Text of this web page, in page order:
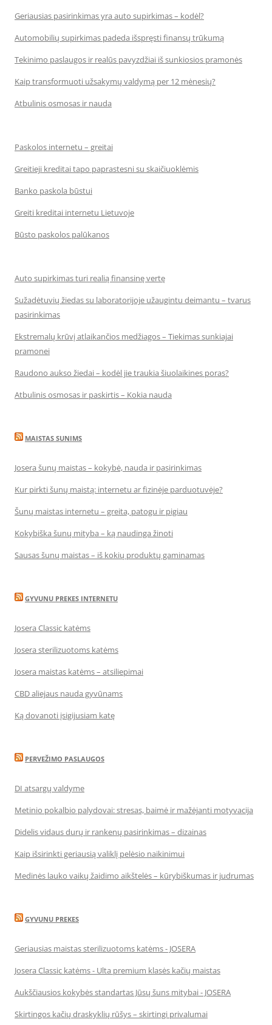
Geriausias pasirinkimas yra auto supirkimas – kodėl?
Automobilių supirkimas padeda išspręsti finansų trūkumą
Tekinimo paslaugos ir realūs pavyzdžiai iš sunkiosios pramonės
Kaip transformuoti užsakymų valdymą per 12 mėnesių?
Atbulinis osmosas ir nauda
Paskolos internetu – greitai
Greitieji kreditai tapo paprastesni su skaičiuoklėmis
Banko paskola būstui
Greiti kreditai internetu Lietuvoje
Būsto paskolos palūkanos
Auto supirkimas turi realią finansinę vertę
Sužadėtuvių žiedas su laboratorijoje užaugintu deimantu – tvarus
pasirinkimas
Ekstremalų krūvį atlaikančios medžiagos – Tiekimas sunkiajai
pramonei
Raudono aukso žiedai – kodėl jie traukia šiuolaikines poras?
Atbulinis osmosas ir paskirtis – Kokia nauda
MAISTAS SUNIMS
Josera šunų maistas – kokybė, nauda ir pasirinkimas
Kur pirkti šunų maistą: internetu ar fizinėje parduotuvėje?
Šunų maistas internetu – greita, patogu ir pigiau
Kokybiška šunų mityba – ką naudinga žinoti
Sausas šunų maistas – iš kokių produktų gaminamas
GYVUNU PREKES INTERNETU
Josera Classic katėms
Josera sterilizuotoms katėms
Josera maistas katėms – atsiliepimai
CBD aliejaus nauda gyvūnams
Ką dovanoti įsigijusiam katę
PERVEŽIMO PASLAUGOS
DI atsargų valdyme
Metinio pokalbio palydovai: stresas, baimė ir mažėjanti motyvacija
Didelis vidaus durų ir rankenų pasirinkimas – dizainas
Kaip išsirinkti geriausią valiklį pelėsio naikinimui
Medinės lauko vaikų žaidimo aikštelės – kūrybiškumas ir judrumas
GYVUNU PREKES
Geriausias maistas sterilizuotoms katėms - JOSERA
Josera Classic katėms - Ulta premium klasės kačių maistas
Aukščiausios kokybės standartas Jūsų šuns mitybai - JOSERA
Skirtingos kačių draskyklių rūšys – skirtingi privalumai